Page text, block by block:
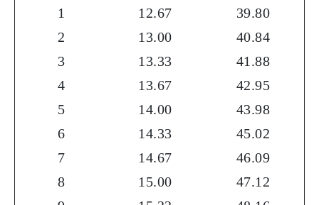
1 12.67
39.80
2
13.00
40.84
3
13.33
41.88
4
13.67
42.95
5
14.00
43.98
6
14.33
45.02
7
14.67
46.09
8
15.00
47.12